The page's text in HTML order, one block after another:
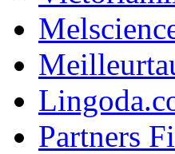
Partners